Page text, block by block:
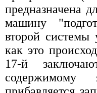
предназначена
машину
второй системы
как это
17-й